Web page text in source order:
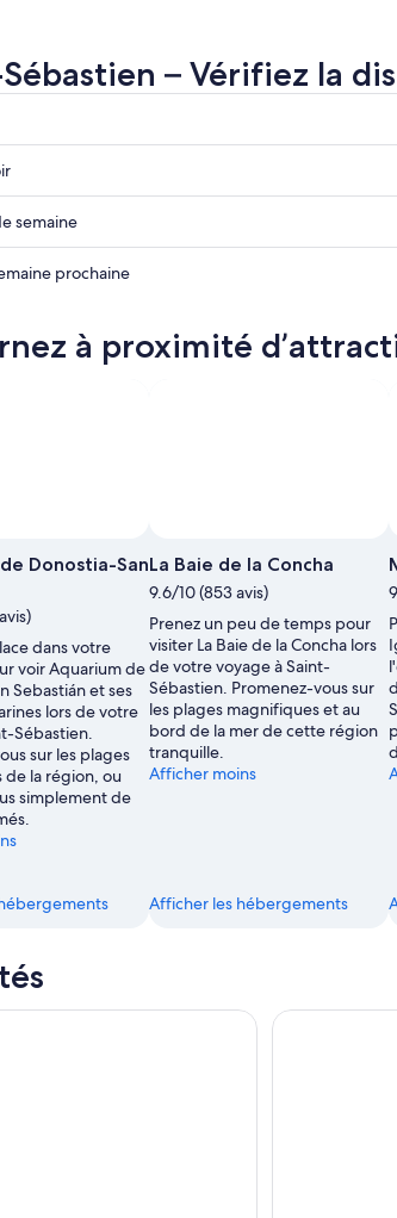
– Vérifiez la
semaine
prochaine
à proximité
Donostia-San
dans votre
voir Aquarium de
Sebastián et ses
lors de votre
Sébastien.
sur les plages
la région, ou
simplement de
La Baie de la Concha
9.6/10 (853 avis)
Prenez un peu de temps pour
visiter La Baie de la Concha lors
de votre voyage à Saint-
Sébastien. Promenez-vous sur
les plages magnifiques et au
bord de la mer de cette région
tranquille.
Afficher moins
Afficher les hébergements
Sébastien (Donostia) en bus à arrêts
Visite du Pays